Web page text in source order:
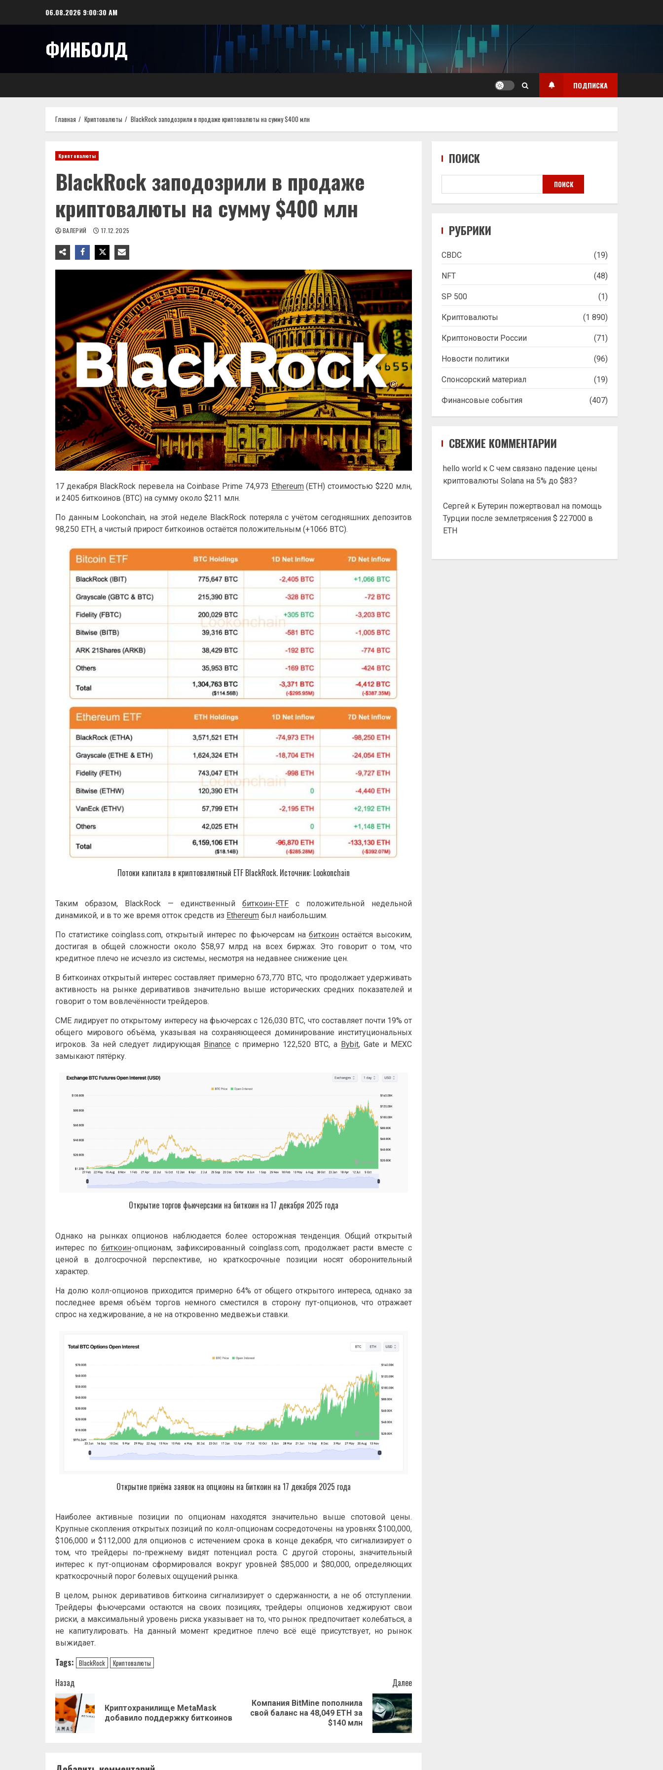
06.08.2026 9:00:31 AM
ФИНБОЛД
ПОДПИСКА
Главная Криптовалюты BlackRock заподозрили в продаже криптовалюты на сумму $400 млн
Криптовалюты
BlackRock заподозрили в продаже
криптовалюты на сумму $400 млн
ВАЛЕРИЙ 17.12.2025
17 декабря BlackRock перевела на Coinbase Prime 74,973 Ethereum(ETH) стоимостью $220 млн,
и 2405 биткоинов (BTC) на сумму около $211 млн.
По данным Lookonchain, на этой неделе BlackRock потеряла с учётом сегодняшних депозитов
98,250 ETH, а чистый прирост биткоинов остаётся положительным (+1066 BTC).
Потоки капитала в криптовалютный ETF BlackRock. Источник: Lookonchain
Таким образом, BlackRock — единственныйбиткоин-ETF с положительной недельной
динамикой, и в то же время отток средств из Ethereum был наибольшим.
По статистике coinglass.com, открытый интерес по фьючерсам на биткоин остаётся высоким,
достигая в общей сложности около $58,97 млрд на всех биржах. Это говорит о том, что
кредитное плечо не исчезло из системы, несмотря на недавнее снижение цен.
В биткоинах открытый интерес составляет примерно 673,770 BTC, что продолжает удерживать
активность на рынке деривативов значительно выше исторических средних показателей и
говорит о том вовлечённости трейдеров.
CME лидирует по открытому интересу на фьючерсах с 126,030 BTC, что составляет почти 19% от
общего мирового объёма, указывая на сохраняющееся доминирование институциональных
игроков. За ней следует лидирующая Binance с примерно 122,520 BTC, а Bybit, Gate и MEXC
замыкают пятёрку.
Открытие торгов фьючерсами на биткоин на 17 декабря 2025 года
Однако на рынках опционов наблюдается более осторожная тенденция. Общий открытый
интерес побиткоин-опционам, зафиксированный coinglass.com, продолжает расти вместе с
ценой в долгосрочной перспективе, но краткосрочные позиции носят оборонительный
характер.
На долю колл-опционов приходится примерно 64% ​​от общего открытого интереса, однако за
последнее время объём торгов немного сместился в сторону пут-опционов, что отражает
спрос на хеджирование, а не на откровенно медвежьи ставки.
Открытие приёма заявок на опционы на биткоин на 17 декабря 2025 года
Наиболее активные позиции по опционам находятся значительно выше спотовой цены.
Крупные скопления открытых позиций по колл-опционам сосредоточены на уровнях $100,000,
$106,000 и $112,000 для опционов с истечением срока в конце декабря, что сигнализирует о
том, что трейдеры по-прежнему видят потенциал роста. С другой стороны, значительный
интерес к пут-опционам сформировался вокруг уровней $85,000 и $80,000, определяющих
краткосрочный порог болевых ощущений рынка.
В целом, рынок деривативов биткоина сигнализирует о сдержанности, а не об отступлении.
Трейдеры фьючерсами остаются на своих позициях, трейдеры опционов хеджируют свои
риски, а максимальный уровень риска указывает на то, что рынок предпочитает колебаться, а
не капитулировать. На данный момент кредитное плечо всё ещё присутствует, но рынок
выжидает.
Tags: BlackRock Криптовалюты
Навигация
записи
Назад
Предыдущая
Криптохранилище MetaMask
добавило поддержку биткоинов
Далее
Следующая
Компания BitMine пополнила
свой баланс на 48,049 ETH за
$140 млн
ПОИСК
ПОИСК
РУБРИКИ
CBDC (19)
NFT (48)
SP 500 (1)
Криптовалюты (1 890)
Криптоновости России (71)
Новости политики (96)
Спонсорский материал (19)
Финансовые события (407)
СВЕЖИЕ КОММЕНТАРИИ
hello world кС чем связано падение цены
криптовалюты Solana на 5% до $83?
Сергей к Бутерин пожертвовал на помощь
Турции после землетрясения $ 227000 в
ETH